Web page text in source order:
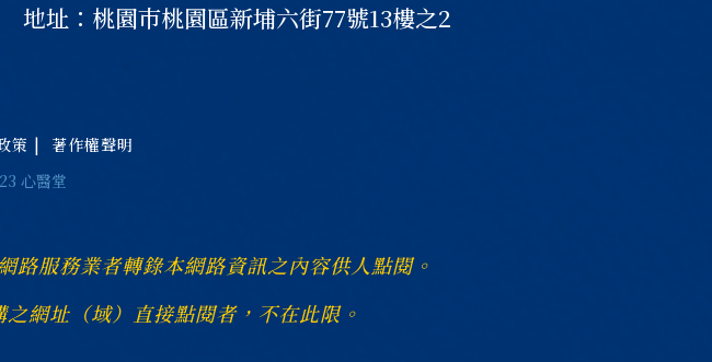
地址：桃園巿桃園區新埔六街77號13樓之2
策 | 著作權聲明
心醫堂
路服務業者轉錄本網路資訊之內容供人點閱。
網址（域）直接點閱者，不在此限。